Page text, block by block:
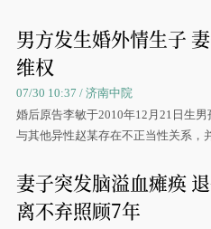
男方发生婚外情生子
维权
07/30 10:37 / 济南中院
婚后原告李敏于2010年12月21日生
与其他异性赵某存在不正当性关系，
妻子突发脑溢血瘫痪
离不弃照顾7年